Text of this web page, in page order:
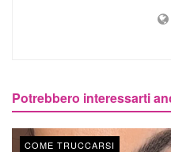
Potrebbero interessarti
COME TRUCCARSI